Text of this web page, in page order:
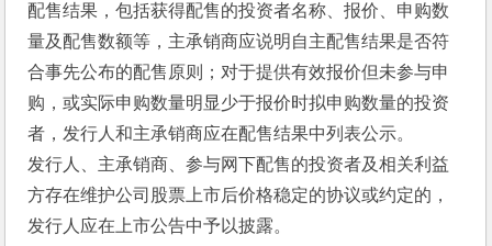
配售结果，包括获得配售的投资者名称、报价、申购数
量及配售数额等，主承销商应说明自主配售结果是否符
合事先公布的配售原则；对于提供有效报价但未参与申
购，或实际申购数量明显少于报价时拟申购数量的投资
者，发行人和主承销商应在配售结果中列表公示。
发行人、主承销商、参与网下配售的投资者及相关利益
方存在维护公司股票上市后价格稳定的协议或约定的，
发行人应在上市公告中予以披露。